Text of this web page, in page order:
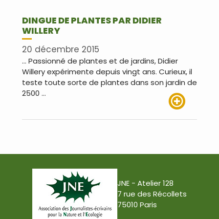
DINGUE DE PLANTES PAR DIDIER
WILLERY
20 décembre 2015
… Passionné de plantes et de jardins, Didier
Willery expérimente depuis vingt ans. Curieux, il
teste toute sorte de plantes dans son jardin de
2500 …
JNE - Atelier 128
7 rue des Récollets
75010 Paris